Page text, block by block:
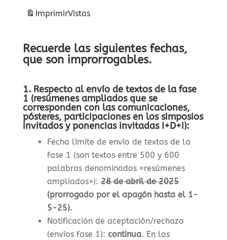
ImprimirVistas
Recuerde las siguientes fechas,
que son improrrogables.
1. Respecto al envío de textos de la fase
1 (resúmenes ampliados que se
corresponden con las comunicaciones,
pósteres, participaciones en los simposios
invitados y ponencias invitadas I+D+i):
Fecha límite de envío de textos de la
fase 1 (son textos entre 500 y 600
palabras denominados «resúmenes
ampliados»):28 de abril de 2025
(prorrogado por el apagón hasta el 1-
5-25).
Notificación de aceptación/rechazo
(envíos fase 1): continua. En los